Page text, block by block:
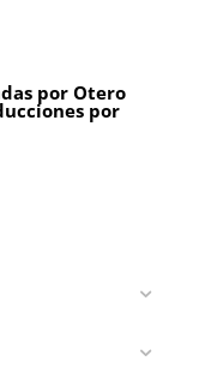
por Otero
por